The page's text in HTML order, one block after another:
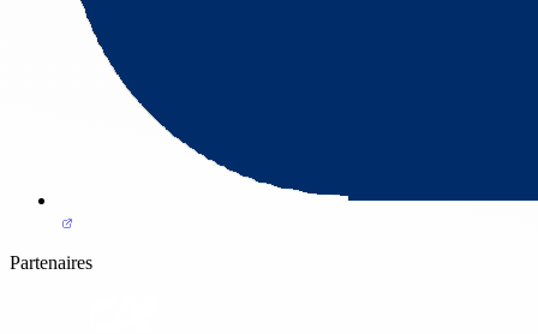
Partenaires